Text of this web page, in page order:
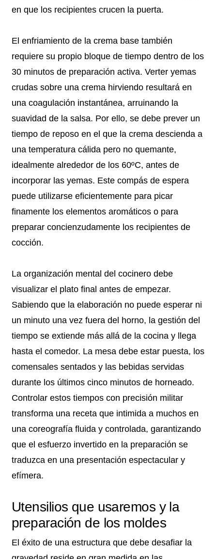
en que los recipientes crucen la puerta.
El enfriamiento de la crema base también
requiere su propio bloque de tiempo dentro de los
30 minutos de preparación activa. Verter yemas
crudas sobre una crema hirviendo resultará en
una coagulación instantánea, arruinando la
suavidad de la salsa. Por ello, se debe prever un
tiempo de reposo en el que la crema descienda a
una temperatura cálida pero no quemante,
idealmente alrededor de los 60ºC, antes de
incorporar las yemas. Este compás de espera
puede utilizarse eficientemente para picar
finamente los elementos aromáticos o para
preparar concienzudamente los recipientes de
cocción.
La organización mental del cocinero debe
visualizar el plato final antes de empezar.
Sabiendo que la elaboración no puede esperar ni
un minuto una vez fuera del horno, la gestión del
tiempo se extiende más allá de la cocina y llega
hasta el comedor. La mesa debe estar puesta, los
comensales sentados y las bebidas servidas
durante los últimos cinco minutos de horneado.
Controlar estos tiempos con precisión militar
transforma una receta que intimida a muchos en
una coreografía fluida y controlada, garantizando
que el esfuerzo invertido en la preparación se
traduzca en una presentación espectacular y
efímera.
Utensilios que usaremos y la
preparación de los moldes
El éxito de una estructura que debe desafiar la